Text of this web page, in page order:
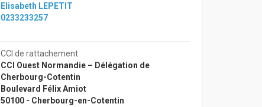
Elisabeth LEPETIT
0233233257
CCI de rattachement
CCI Ouest Normandie – Délégation de
Cherbourg-Cotentin
Boulevard Félix Amiot
50100 - Cherbourg-en-Cotentin